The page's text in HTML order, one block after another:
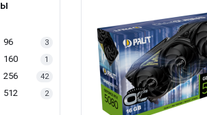
96 3
160 1
256 42
512 2